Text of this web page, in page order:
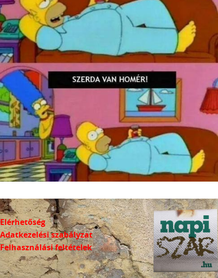
Elérhetőség
Adatkezelési szabályzat
Felhasználási feltételek